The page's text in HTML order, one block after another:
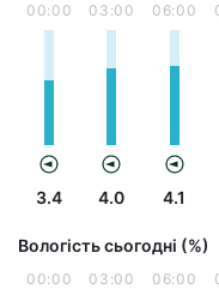
00:00
3.4
03:00
4.0
06:00
4.1
Вологість сьогодні (%)
00:00 03:00 06:00